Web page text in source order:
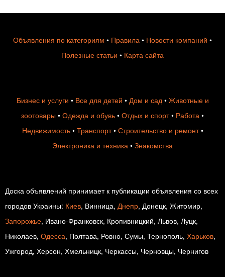
Объявления по категориям • Правила • Новости компаний •
Полезные статьи • Карта сайта
Бизнес и услуги • Все для детей • Дом и сад• Животные и
зоотовары • Одежда и обувь • Отдых и спорт• Работа •
Недвижимость• Транспорт• Строительство и ремонт•
Электроника и техника • Знакомства
Доска объявлений принимает к публикации объявления со всех
городов Украины: Киев, Винница, Днепр, Донецк, Житомир,
Запорожье, Ивано-Франковск, Кропивницкий, Львов, Луцк,
Николаев, Одесса, Полтава, Ровно, Сумы, Тернополь, Харьков,
Ужгород, Херсон, Хмельницк, Черкассы, Черновцы, Чернигов